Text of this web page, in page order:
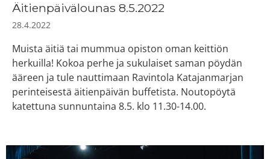
Äitienpäivälounas 8.5.2022
28.4.2022
Muista äitiä tai mummua opiston oman keittiön
herkuilla! Kokoa perhe ja sukulaiset saman pöydän
ääreen ja tule nauttimaan Ravintola Katajanmarjan
perinteisestä äitienpäivän buffetista. Noutopöytä
katettuna sunnuntaina 8.5. klo 11.30-14.00.